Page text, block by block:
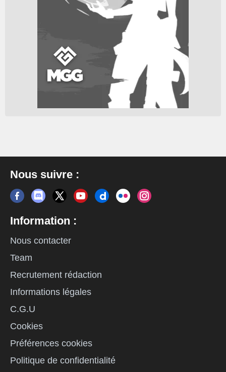
Nous suivre :
Information :
Nous contacter
Team
Recrutement rédaction
Informations légales
C.G.U
Cookies
Préférences cookies
Politique de confidentialité